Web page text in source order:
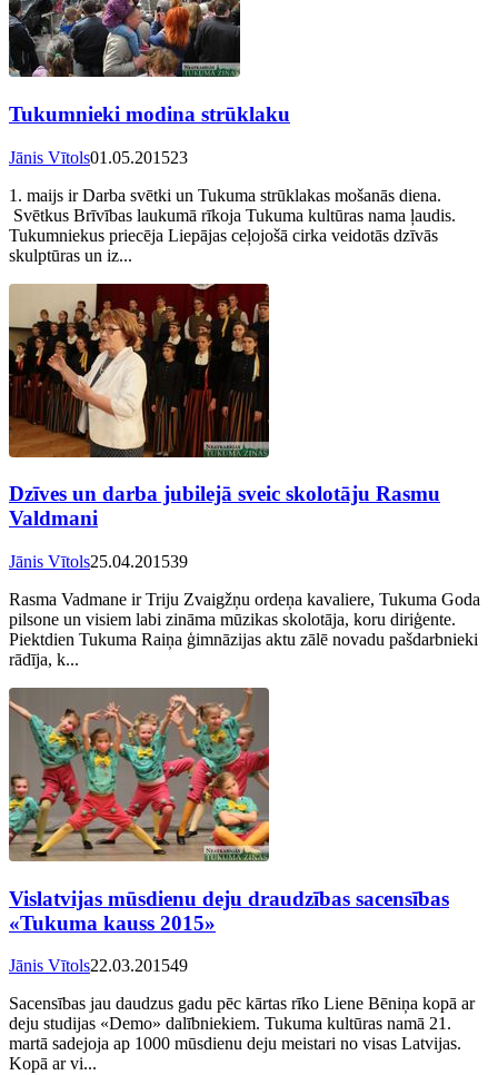
Tukumnieki modina strūklaku
Jānis Vītols01.05.201523
1. maijs ir Darba svētki un Tukuma strūklakas mošanās diena.
Svētkus Brīvības laukumā rīkoja Tukuma kultūras nama ļaudis.
Tukumniekus priecēja Liepājas ceļojošā cirka veidotās dzīvās
skulptūras un iz...
Dzīves un darba jubilejā sveic skolotāju Rasmu
Valdmani
Jānis Vītols25.04.201539
Rasma Vadmane ir Triju Zvaigžņu ordeņa kavaliere, Tukuma Goda
pilsone un visiem labi zināma mūzikas skolotāja, koru diriģente.
Piektdien Tukuma Raiņa ģimnāzijas aktu zālē novadu pašdarbnieki
rādīja, k...
Vislatvijas mūsdienu deju draudzības sacensības
«Tukuma kauss 2015»
Jānis Vītols22.03.201549
Sacensības jau daudzus gadu pēc kārtas rīko Liene Bēniņa kopā ar
deju studijas «Demo» dalībniekiem. Tukuma kultūras namā 21.
martā sadejoja ap 1000 mūsdienu deju meistari no visas Latvijas.
Kopā ar vi...